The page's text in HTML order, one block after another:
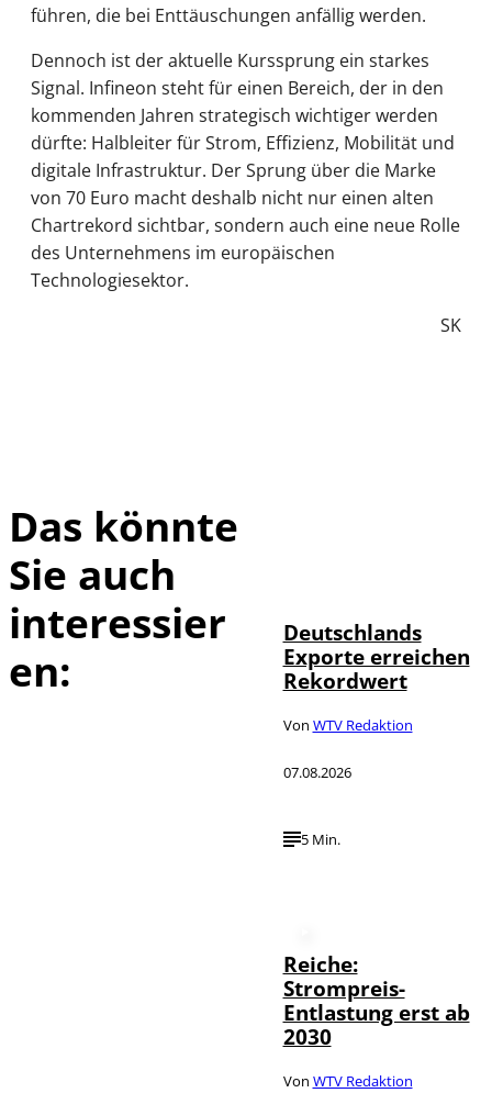
führen, die bei Enttäuschungen anfällig werden.
Dennoch ist der aktuelle Kurssprung ein starkes
Signal. Infineon steht für einen Bereich, der in den
kommenden Jahren strategisch wichtiger werden
dürfte: Halbleiter für Strom, Effizienz, Mobilität und
digitale Infrastruktur. Der Sprung über die Marke
von 70 Euro macht deshalb nicht nur einen alten
Chartrekord sichtbar, sondern auch eine neue Rolle
des Unternehmens im europäischen
Technologiesektor.
SK
Das könnte
Sie auch
interessier
en:
Deutschlands
Exporte erreichen
Rekordwert
Von WTV Redaktion
07.08.2026
5 Min.
Reiche:
Strompreis-
Entlastung erst ab
2030
Von WTV Redaktion